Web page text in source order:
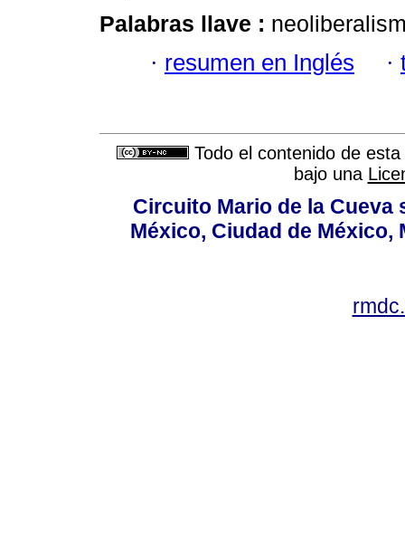
Palabras llave :
· resumen en Inglés ·
Todo el contenido de
bajo una
Circuito Mario de la Cueva
México, Ciudad de México,